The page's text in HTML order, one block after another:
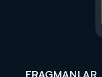
FRAGMANLAR